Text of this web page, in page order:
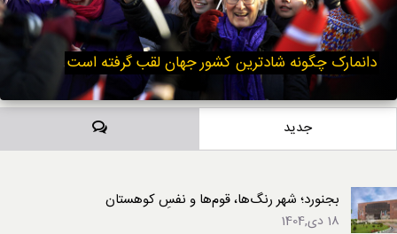
دانمارک چگونه شادترین کشور جهان لقب گرفته است
جدید دیدگاه‌ها
بجنورد؛ شهر رنگ‌ها، قوم‌ها و نفسِ کوهستان
18 دی,1404